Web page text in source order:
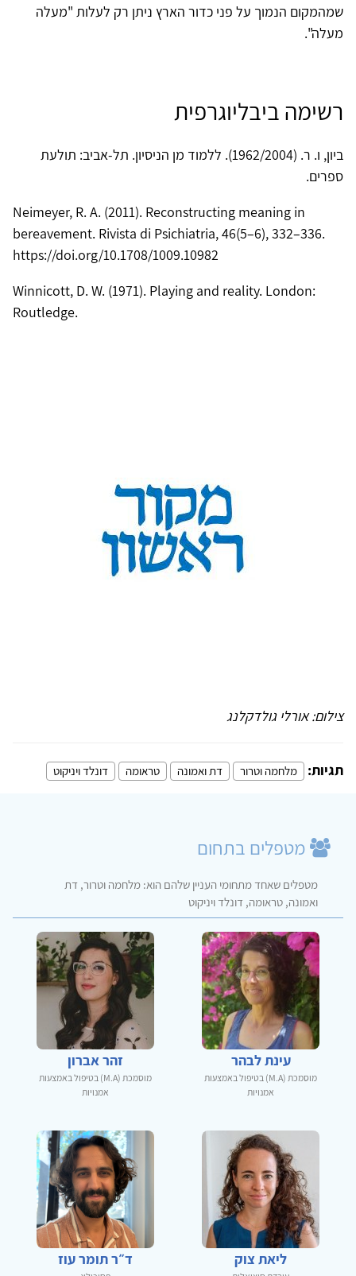
שמהמקום הנמוך על פני כדור הארץ ניתן רק לעלות "מעלה
מעלה".
רשימה ביבליוגרפית
ביון, ו. ר. (1962/2004). ללמוד מן הניסיון. תל-אביב: תולעת
ספרים.
Neimeyer, R. A. (2011). Reconstructing meaning in
bereavement. Rivista di Psichiatria, 46(5–6), 332–336.
https://doi.org/10.1708/1009.10982
Winnicott, D. W. (1971). Playing and reality. London:
Routledge.
צילום: אורלי גולדקלנג
תגיות: מלחמה וטרור דת ואמונה טראומה דונלד ויניקוט
מטפלים בתחום
מטפלים שאחד מתחומי העניין שלהם הוא: מלחמה וטרור, דת
ואמונה, טראומה, דונלד ויניקוט
עינת לבהר
מוסמכת (M.A) בטיפול באמצעות
אמנויות
זהר אברון
מוסמכת (M.A) בטיפול באמצעות
אמנויות
ליאת צוק ד״ר תומר עוז